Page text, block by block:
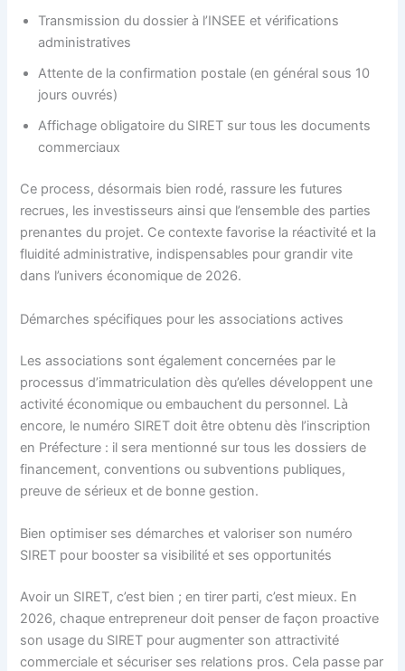
Transmission du dossier à l’INSEE et vérifications
administratives
Attente de la confirmation postale (en général sous 10
jours ouvrés)
Affichage obligatoire du SIRET sur tous les documents
commerciaux
Ce process, désormais bien rodé, rassure les futures
recrues, les investisseurs ainsi que l’ensemble des parties
prenantes du projet. Ce contexte favorise la réactivité et la
fluidité administrative, indispensables pour grandir vite
dans l’univers économique de 2026.
Démarches spécifiques pour les associations actives
Les associations sont également concernées par le
processus d’immatriculation dès qu’elles développent une
activité économique ou embauchent du personnel. Là
encore, le numéro SIRET doit être obtenu dès l’inscription
en Préfecture : il sera mentionné sur tous les dossiers de
financement, conventions ou subventions publiques,
preuve de sérieux et de bonne gestion.
Bien optimiser ses démarches et valoriser son numéro
SIRET pour booster sa visibilité et ses opportunités
Avoir un SIRET, c’est bien ; en tirer parti, c’est mieux. En
2026, chaque entrepreneur doit penser de façon proactive
son usage du SIRET pour augmenter son attractivité
commerciale et sécuriser ses relations pros. Cela passe par